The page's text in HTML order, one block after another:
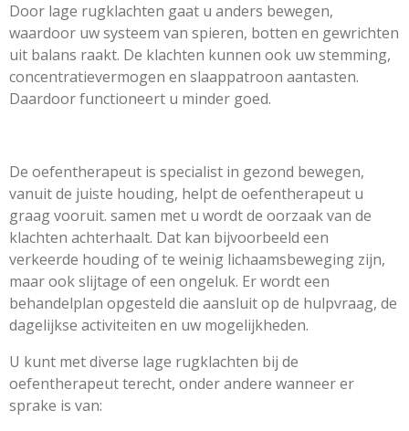
Door lage rugklachten gaat u anders bewegen,
waardoor uw systeem van spieren, botten en gewrichten
uit balans raakt. De klachten kunnen ook uw stemming,
concentratievermogen en slaappatroon aantasten.
Daardoor functioneert u minder goed.
De oefentherapeut is specialist in gezond bewegen,
vanuit de juiste houding, helpt de oefentherapeut u
graag vooruit. samen met u wordt de oorzaak van de
klachten achterhaalt. Dat kan bijvoorbeeld een
verkeerde houding of te weinig lichaamsbeweging zijn,
maar ook slijtage of een ongeluk. Er wordt een
behandelplan opgesteld die aansluit op de hulpvraag, de
dagelijkse activiteiten en uw mogelijkheden.
U kunt met diverse lage rugklachten bij de
oefentherapeut terecht, onder andere wanneer er
sprake is van: